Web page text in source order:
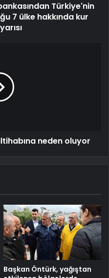
Türkiye'nin
7 ülke hakkında kur
neden oluyor
Başkan Öntürk, yağıştan